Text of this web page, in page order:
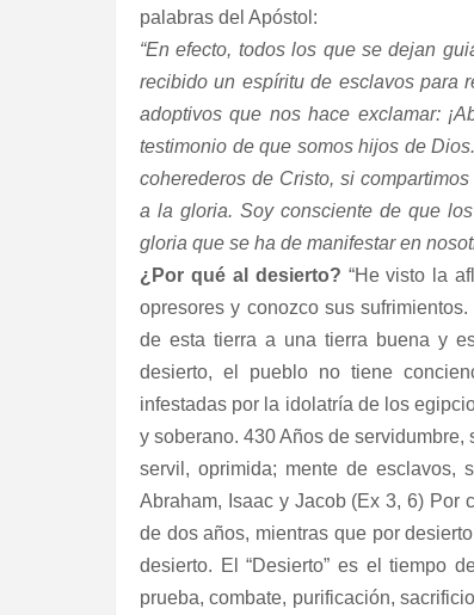
palabras del Apóstol:
“En efecto, todos los que se dejan
recibido un espíritu de esclavos para
adoptivos que nos hace exclamar:
testimonio de que somos hijos de
coherederos de Cristo, si
a la gloria. Soy consciente de que
gloria que se ha de manifestar en
¿Por qué al desierto? “He visto la
opresores y conozco sus
de esta tierra a una tierra buena y
desierto, el pueblo no tiene
infestadas por la idolatría de los
y soberano. 430 Años de
servil, oprimida; mente de esclavos,
Abraham, Isaac y Jacob (Ex 3, 6) Por
de dos años, mientras que por
desierto. El “Desierto” es el tiempo
prueba, combate, purificación,